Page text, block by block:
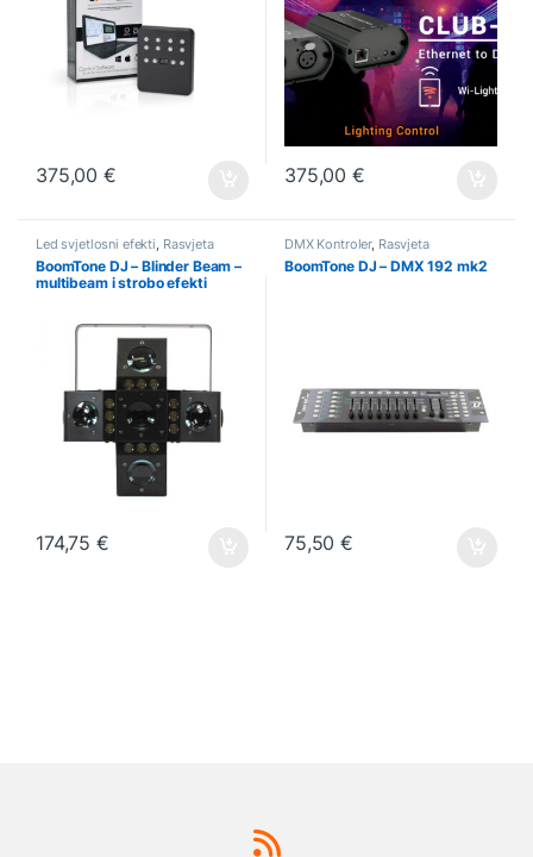
375,00€ 375,00€
Led svjetlosni efekti, Rasvjeta
BoomTone DJ – Blinder Beam –
multibeam i strobo efekti
174,75€
DMX Kontroler, Rasvjeta
BoomTone DJ – DMX 192 mk2
75,50€